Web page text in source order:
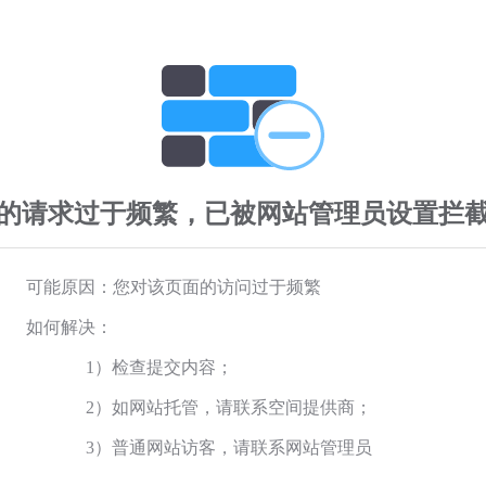
请求过于频繁，已被网站管理员设置拦
可能原因：您对该页面的访问过于频繁
如何解决：
1）检查提交内容；
2）如网站托管，请联系空间提供商；
3）普通网站访客，请联系网站管理员